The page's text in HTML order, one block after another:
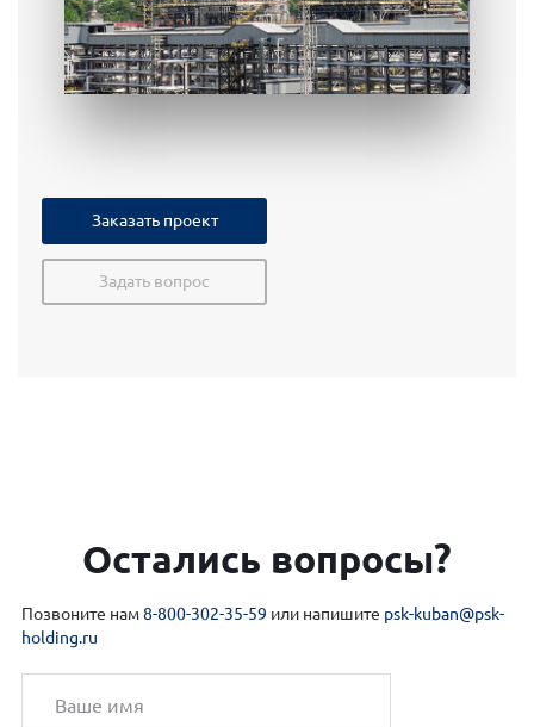
Заказать проект
Задать вопрос
Остались вопросы?
Позвоните нам8-800-302-35-59 или напишите psk-kuban@psk-
holding.ru